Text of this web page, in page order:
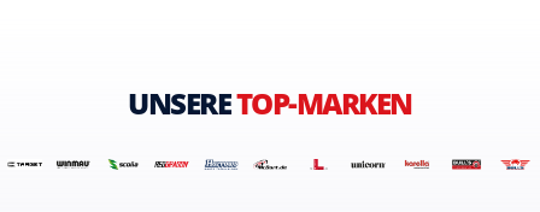
UNSERETOP-MARKEN